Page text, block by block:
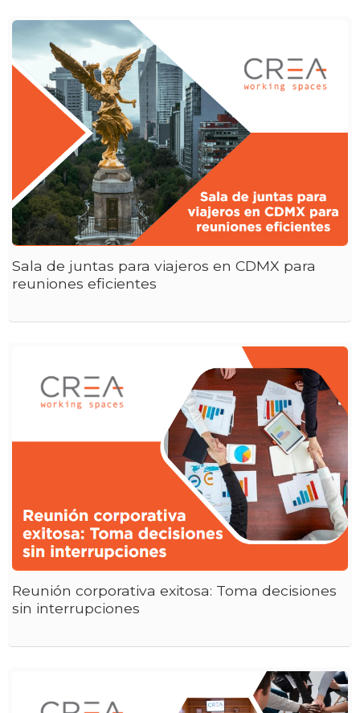
Sala de juntas para viajeros en CDMX para
reuniones eficientes
Reunión corporativa exitosa: Toma decisiones
sin interrupciones